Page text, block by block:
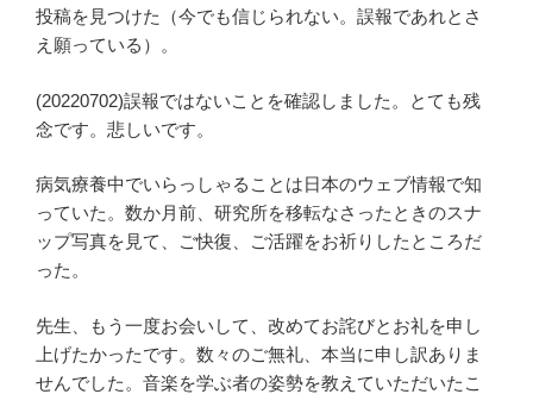
投稿を見つけた（今でも信じられない。誤報であれとさ
え願っている）。
(20220702)誤報ではないことを確認しました。とても残
念です。悲しいです。
病気療養中でいらっしゃることは日本のウェブ情報で知
っていた。数か月前、研究所を移転なさったときのスナ
ップ写真を見て、ご快復、ご活躍をお祈りしたところだ
った。
先生、もう一度お会いして、改めてお詫びとお礼を申し
上げたかったです。数々のご無礼、本当に申し訳ありま
せんでした。音楽を学ぶ者の姿勢を教えていただいたこ